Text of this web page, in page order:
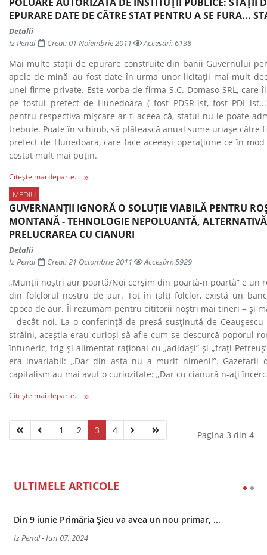
EPURARE DATE DE CĂTRE STAT PENTRU A SE FURA...
Detalii
Iz Penal
Creat: 01 Noiembrie 2011 Accesări: 6138
Mai multe staţii de epurare construite din banii Guvernului
apele de mină, au fost date în urma unor licitaţii mai mult
unei firme private. Este vorba de firma S.C. Domaso SRL, care
pe fostul prefect de Hunedoara ( fost PDSR-ist, fost PDL-
pentru respectiva mişcare ar fi aceea că, statul nu le poate
trebuie. Poate în schimb, să plătească anual sume uriaşe către
prefect de Hunedoara, care face aceeaşi operaţiune ce în
costat mult mai puţin.
Citește mai departe...
MEDIU
GUVERNANŢII IGNORĂ O SOLUŢIE VIABILĂ PENTRU
MONTANĂ - TEHNOLOGIE NEPOLUANTĂ,
PRELUCRAREA CU CIANURI
Detalii
Iz Penal
Creat: 21 Octombrie 2011 Accesări: 5929
„Munţii noştri aur poartă/Noi cerşim din poartă-n poartă” e un
din folclorul nostru de aur. Tot în (alt) folclor, există un
epoca de aur. Îl rezumăm pentru cititorii noştri mai tineri – şi
– decât noi. La o conferinţă de presă susţinută de
străini, aceştia erau curioşi să afle cum se descurcă poporul
întuneric, frig şi alimentat raţional cu „adidaşi” şi „fraţi
era invariabil: „Dar din asta nu a murit nimeni!”. Gazetarii
capitalism au mai avut o curiozitate: „Dar cu cianură n-aţi
Citește mai departe...
Pagina 3 din 4
1 2 3 4
ULTIMELE ARTICOLE
Din 9 iunie Primăria Șieu va avea un nou primar, ...
Iz Penal-Iun 07, 2024